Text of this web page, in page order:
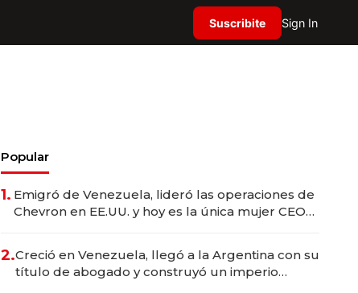
Suscribite Sign In
Popular
1. Emigró de Venezuela, lideró las operaciones de
Chevron en EE.UU. y hoy es la única mujer CEO
2.Creció en Venezuela, llegó a la Argentina con su
título de abogado y construyó un imperio